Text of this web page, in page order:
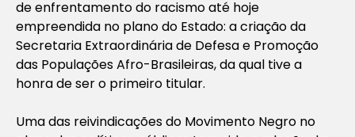
de enfrentamento do racismo até hoje
empreendida no plano do Estado: a criação da
Secretaria Extraordinária de Defesa e Promoção
das Populações Afro-Brasileiras, da qual tive a
honra de ser o primeiro titular.
Uma das reivindicações do Movimento Negro no